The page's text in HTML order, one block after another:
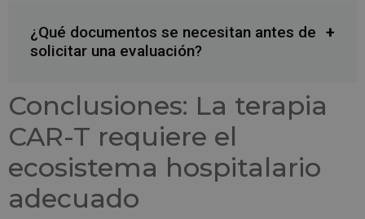
¿Qué documentos se necesitan antes de
solicitar una evaluación?
Conclusiones: La terapia
CAR-T requiere el
ecosistema hospitalario
adecuado